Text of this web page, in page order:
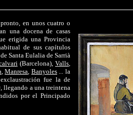
en unos cuatro o
una docena de casas
erigida una Provincia
de sus capítulos
Santa Eulalia de Sarrià
(Barcelona),Valls,
,Manresa, Banyoles... la
fue la de
llegando a una treintena
por el Principado